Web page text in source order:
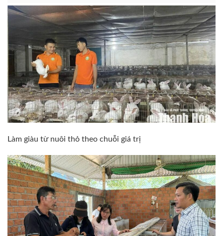
Làm giàu từ nuôi thỏ theo chuỗi giá trị